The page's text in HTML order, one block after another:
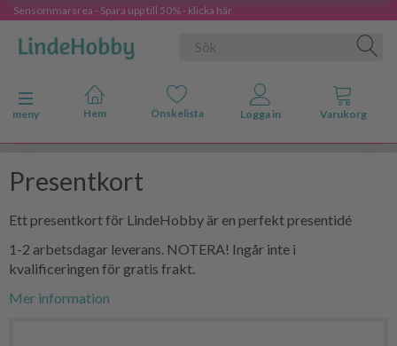
Sensommarsrea - Spara upp till 50% - klicka här
Ändra navigering
meny
Presentkort
Ett presentkort för LindeHobby är en perfekt presentidé
1-2 arbetsdagar leverans. NOTERA! Ingår inte i
kvalificeringen för gratis frakt.
Mer information